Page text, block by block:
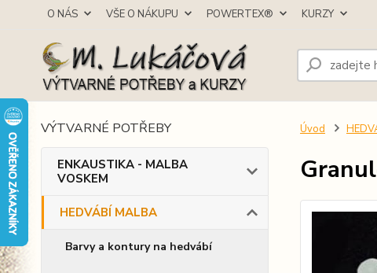
O NÁS VŠE O NÁKUPU POWERTEX® KURZY
VÝTVARNÉ POTŘEBY
ENKAUSTIKA - MALBA
VOSKEM
HEDVÁBÍ MALBA
Barvy a kontury na hedvábí
Úvod